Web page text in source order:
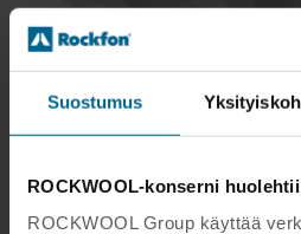
Suostumus
ROCKWOOL-konserni
ROCKWOOL Group käyttää